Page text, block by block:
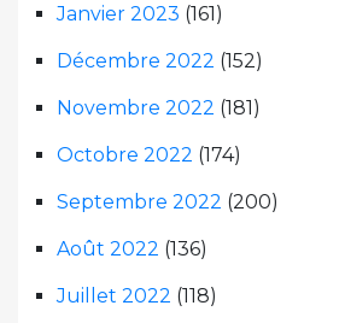
Janvier 2023 (161)
Décembre 2022 (152)
Novembre 2022 (181)
Octobre 2022 (174)
Septembre 2022 (200)
Août 2022 (136)
Juillet 2022 (118)